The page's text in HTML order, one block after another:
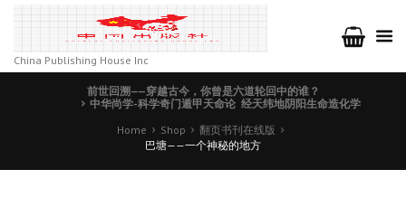
China Publishing House Inc
前世回溯——穿越古今，你曾是六道轮回中的谁？
中华尚学-科学奇门遁甲天命论 经天纬地阴阳生命造化学
Home
Shop
翻页书刊在线版
巴塘——一个神秘的地方